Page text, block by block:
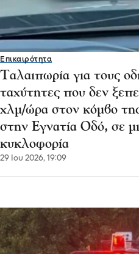
Επικαιρότητα
Ταλαιπωρία για τους
ταχύτητες που δεν
χλμ/ώρα στον κόμβο
στην Εγνατία Οδό, σε
κυκλοφορία
29 Ιου 2026, 19:09